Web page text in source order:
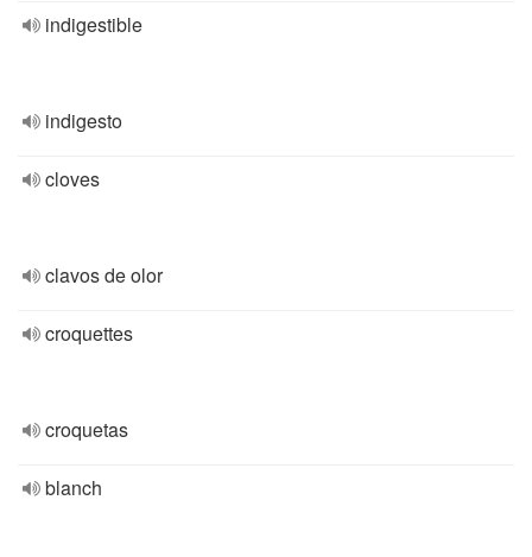
indigestible
indigesto
cloves
clavos de olor
croquettes
croquetas
blanch